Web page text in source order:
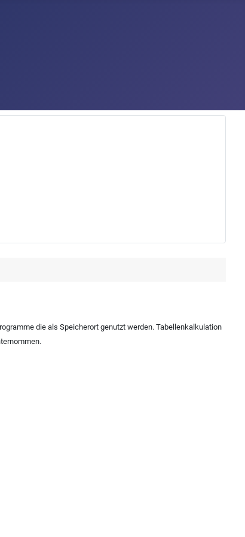
die als Speicherort genutzt werden. Tabellenkalkulation